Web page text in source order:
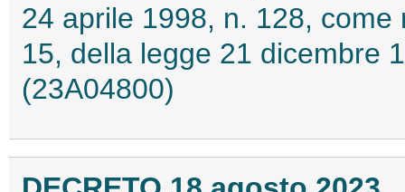
24 aprile 1998, n. 128,
15, della legge 21 dicembre
(23A04800)